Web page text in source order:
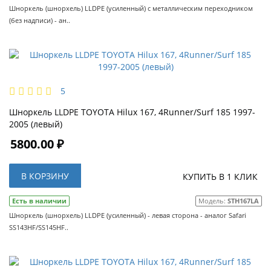
Шноркель (шнорхель) LLDPE (усиленный) c металлическим переходником
(без надписи) - ан..
5
Шноркель LLDPE TOYOTA Hilux 167, 4Runner/Surf 185 1997-
2005 (левый)
5800.00 ₽
В КОРЗИНУ КУПИТЬ В 1 КЛИК
Есть в наличии Модель: STH167LA
Шноркель (шнорхель) LLDPE (усиленный) - левая сторона - аналог Safari
SS143HF/SS145HF..